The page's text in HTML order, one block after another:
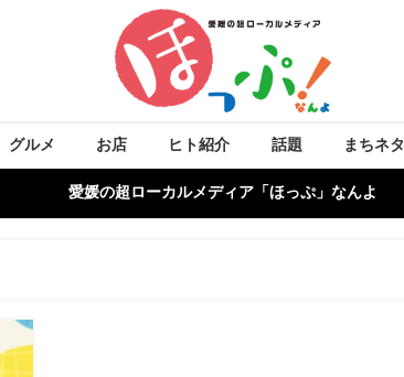
グルメ お店 ヒト紹介 話題 まちネタ
愛媛の超ローカルメディア「ほっぷ」なんよ